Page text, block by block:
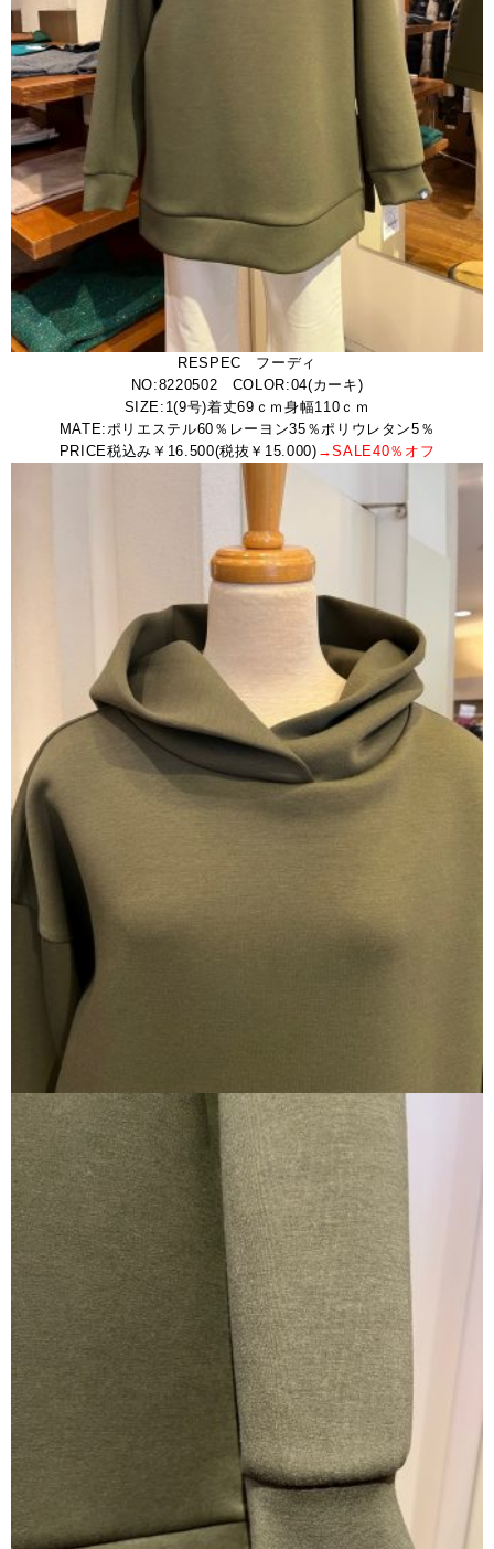
RESPEC フーディ
NO:8220502 COLOR:04(カーキ)
SIZE:1(9号)着丈69ｃｍ身幅110ｃｍ
MATE:ポリエステル60％レーヨン35％ポリウレタン5％
PRICE税込み￥16.500(税抜￥15.000) →SALE40％オフ